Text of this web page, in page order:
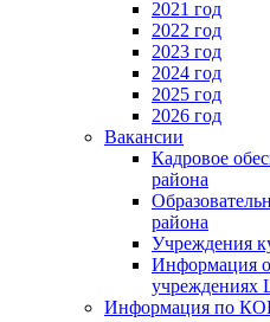
2021 год
2022 год
2023 год
2024 год
2025 год
2026 год
Вакансии
Кадровое
района
района
Учреждения
Информация
учреждениях
Информация по